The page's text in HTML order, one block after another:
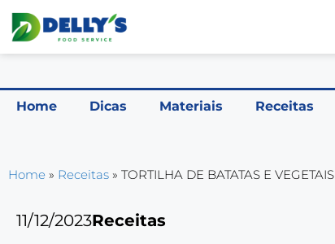
Home Dicas Materiais Receitas
Home » Receitas » TORTILHA DE BATATAS E VEGETAIS
11/12/2023Receitas